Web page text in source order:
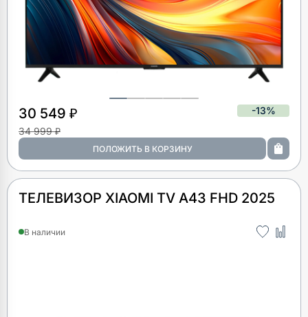
30 549 ₽
-13%
34 999 ₽
ТЕЛЕВИЗОР XIAOMI TV A43 FHD 2025
В наличии